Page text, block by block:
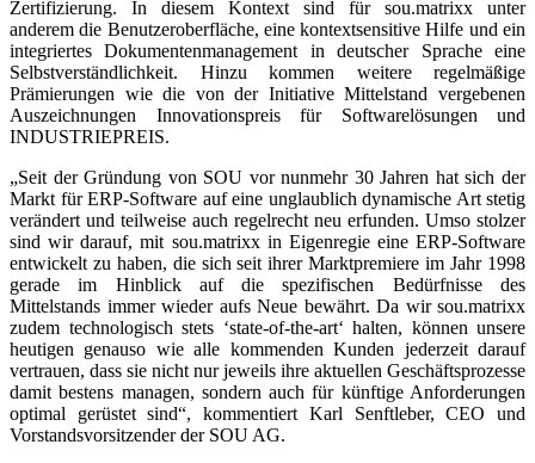
Zertifizierung. In diesem Kontext sind für sou.matrixx unter
anderem die Benutzeroberfläche, eine kontextsensitive Hilfe und ein
integriertes Dokumentenmanagement in deutscher Sprache eine
Selbstverständlichkeit. Hinzu kommen weitere regelmäßige
Prämierungen wie die von der Initiative Mittelstand vergebenen
Auszeichnungen Innovationspreis für Softwarelösungen und
INDUSTRIEPREIS.
„Seit der Gründung von SOU vor nunmehr 30 Jahren hat sich der
Markt für ERP-Software auf eine unglaublich dynamische Art stetig
verändert und teilweise auch regelrecht neu erfunden. Umso stolzer
sind wir darauf, mit sou.matrixx in Eigenregie eine ERP-Software
entwickelt zu haben, die sich seit ihrer Marktpremiere im Jahr 1998
gerade im Hinblick auf die spezifischen Bedürfnisse des
Mittelstands immer wieder aufs Neue bewährt. Da wir sou.matrixx
zudem technologisch stets ‘state-of-the-art‘ halten, können unsere
heutigen genauso wie alle kommenden Kunden jederzeit darauf
vertrauen, dass sie nicht nur jeweils ihre aktuellen Geschäftsprozesse
damit bestens managen, sondern auch für künftige Anforderungen
optimal gerüstet sind“, kommentiert Karl Senftleber, CEO und
Vorstandsvorsitzender der SOU AG.